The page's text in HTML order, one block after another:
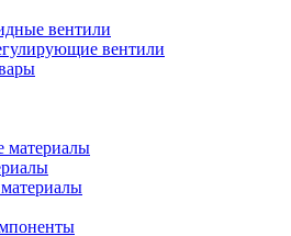
вентили
вентили
материалы